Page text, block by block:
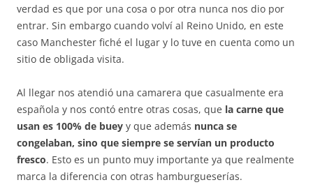
verdad es que por una cosa o por otra nunca nos dio por
entrar. Sin embargo cuando volví al Reino Unido, en este
caso Manchester fiché el lugar y lo tuve en cuenta como un
sitio de obligada visita.
Al llegar nos atendió una camarera que casualmente era
española y nos contó entre otras cosas, que la carne que
usan es 100% de buey y que además nunca se
congelaban, sino que siempre se servían un producto
fresco. Esto es un punto muy importante ya que realmente
marca la diferencia con otras hamburgueserías.